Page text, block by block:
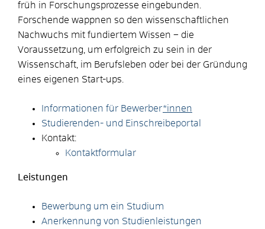
früh in Forschungsprozesse eingebunden.
Forschende wappnen so den wissenschaftlichen
Nachwuchs mit fundiertem Wissen – die
Voraussetzung, um erfolgreich zu sein in der
Wissenschaft, im Berufsleben oder bei der Gründung
eines eigenen Start-ups.
Informationen für Bewerber*innen
Studierenden- und Einschreibeportal
Kontakt:
Kontaktformular
Leistungen
Bewerbung um ein Studium
Anerkennung von Studienleistungen